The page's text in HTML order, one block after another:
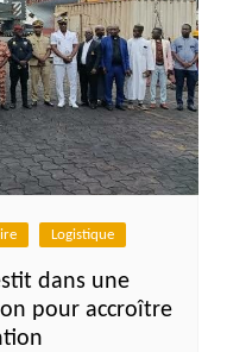
Logistique
dans une
pour accroître